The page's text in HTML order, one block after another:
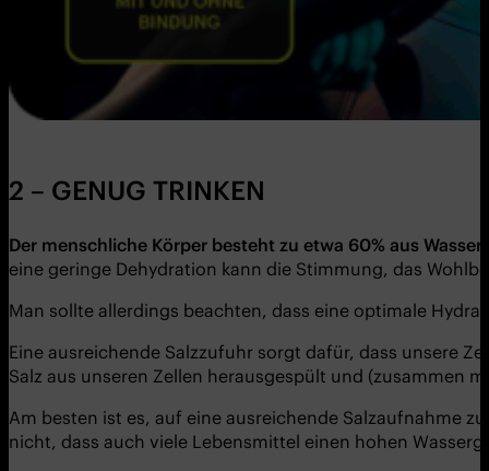
2 – GENUG TRINKEN
Der menschliche Körper besteht zu etwa 60% aus
eine geringe Dehydration kann die Stimmung, das
Man sollte allerdings beachten, dass eine optimale
Eine ausreichende Salzzufuhr sorgt dafür, dass unsere
Salz aus unseren Zellen herausgespült und (zusammen
Am besten ist es, auf eine ausreichende Salzaufnahme
nicht, dass auch viele Lebensmittel einen hohen